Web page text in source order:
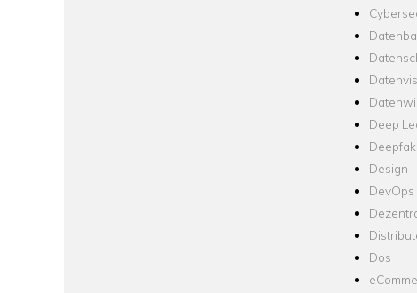
Deep
Design
DevOps
Dos